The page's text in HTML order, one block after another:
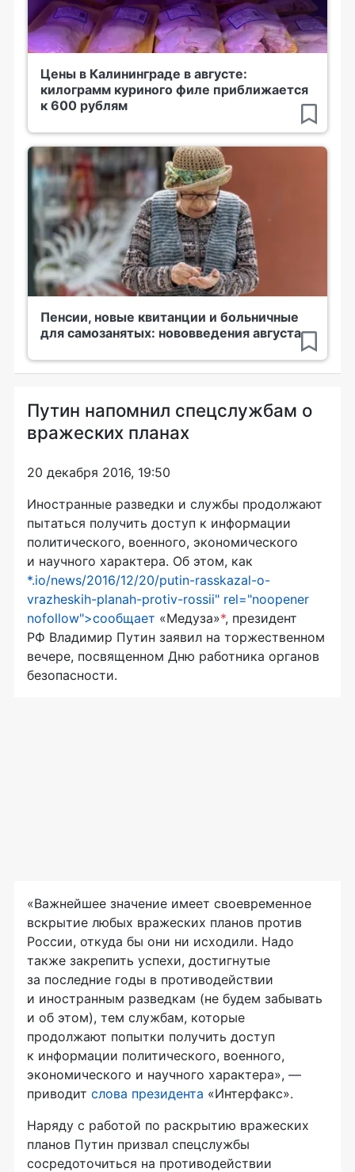
Цены в Калининграде в августе:
килограмм куриного филе приближается
к 600 рублям
Пенсии, новые квитанции и больничные
для самозанятых: нововведения августа
Путин напомнил спецслужбам о
вражеских планах
20 декабря 2016, 19:50
Иностранные разведки и службы продолжают
пытаться получить доступ к информации
политического, военного, экономического
и научного характера. Об этом, как
*.io/news/2016/12/20/putin-rasskazal-o-
vrazheskih-planah-protiv-rossii" rel="noopener
nofollow">сообщает «Медуза»*, президент
РФ Владимир Путин заявил на торжественном
вечере, посвященном Дню работника органов
безопасности.
«Важнейшее значение имеет своевременное
вскрытие любых вражеских планов против
России, откуда бы они ни исходили. Надо
также закрепить успехи, достигнутые
за последние годы в противодействии
и иностранным разведкам (не будем забывать
и об этом), тем службам, которые
продолжают попытки получить доступ
к информации политического, военного,
экономического и научного характера», —
приводит слова президента «Интерфакс».
Наряду с работой по раскрытию вражеских
планов Путин призвал спецслужбы
сосредоточиться на противодействии